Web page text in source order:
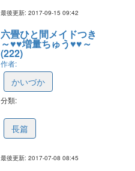
最後更新: 2017-09-15 09:42
六畳ひと間メイドつき
～♥♥増量ちゅう♥♥～
(222)
作者:
かいづか
分類:
長篇
最後更新: 2017-07-08 08:45